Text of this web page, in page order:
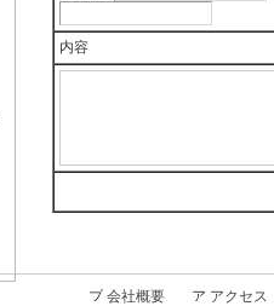
内容
会社概要 アクセス